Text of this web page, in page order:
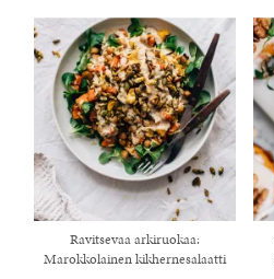
Ravitsevaa arkiruokaa:
Marokkolainen kikhernesalaatti